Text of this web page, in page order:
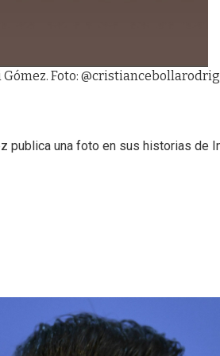
Foto:
publica una foto en sus historias de